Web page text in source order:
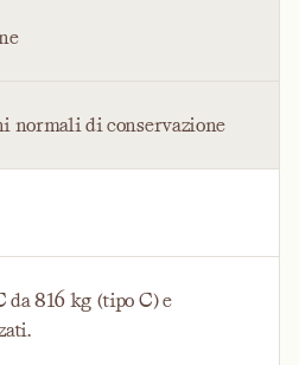
normali di conservazione
816 kg (tipo C) e